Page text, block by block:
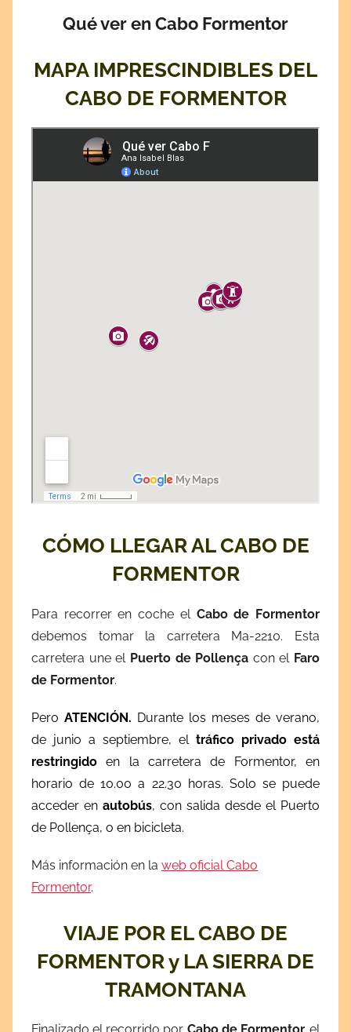
Qué ver en Cabo Formentor
MAPA IMPRESCINDIBLES DEL
CABO DE FORMENTOR
CÓMO LLEGAR AL CABO DE
FORMENTOR
Para recorrer en coche el Cabo de Formentor
debemos tomar la carretera Ma-2210. Esta
carretera une el Puerto de Pollença con el Faro
de Formentor.
Pero ATENCIÓN. Durante los meses de verano,
de junio a septiembre, el tráfico privado está
restringido en la carretera de Formentor, en
horario de 10.00 a 22.30 horas. Solo se puede
acceder en autobús, con salida desde el Puerto
de Pollença, o en bicicleta.
Más información en la web oficial Cabo
Formentor.
VIAJE POR EL CABO DE
FORMENTOR y LA SIERRA DE
TRAMONTANA